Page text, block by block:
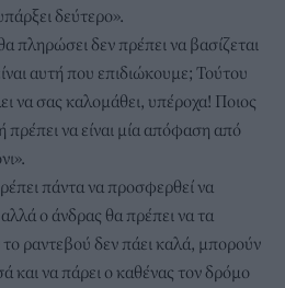
δεύτερο».
πληρώσει δεν πρέπει να βασίζεται
αυτή που επιδιώκουμε; Τούτου
να σας καλομάθει, υπέροχα! Ποιος
πρέπει να είναι μία απόφαση από
πάντα να προσφερθεί να
ο άνδρας θα πρέπει να τα
ραντεβού δεν πάει καλά, μπορούν
και να πάρει ο καθένας τον δρόμο